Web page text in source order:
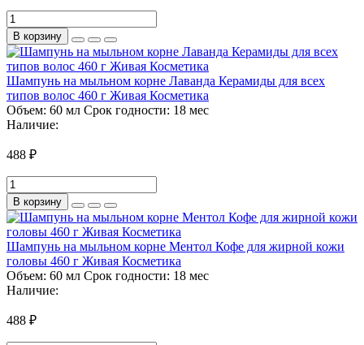
В корзину
Шампунь на мыльном корне Лаванда Керамиды для всех
типов волос 460 г Живая Косметика
Объем: 60 мл Срок годности: 18 мес
Наличие:
488 ₽
В корзину
Шампунь на мыльном корне Ментол Кофе для жирной кожи
головы 460 г Живая Косметика
Объем: 60 мл Срок годности: 18 мес
Наличие:
488 ₽